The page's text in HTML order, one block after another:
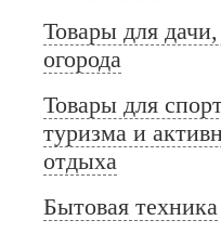
Товары для
огорода
Товары для
туризма и
отдыха
Бытовая техника